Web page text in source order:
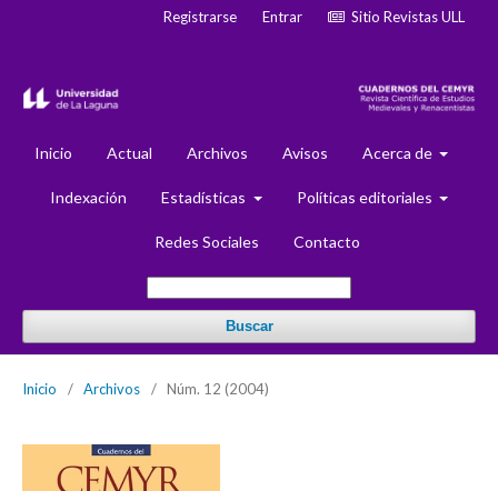
Inicio Actual Archivos Avisos Acerca de
Indexación Estadísticas Políticas editoriales
Redes Sociales Contacto
Buscar
Registrarse Entrar Sitio Revistas ULL
Inicio / Archivos / Núm. 12 (2004)